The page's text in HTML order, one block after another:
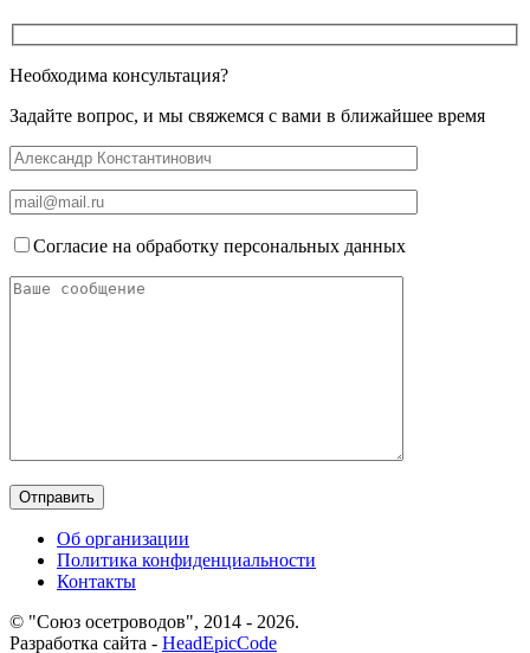
Необходима консультация?
Задайте вопрос, и мы свяжемся с вами в ближайшее время
Согласие на обработку персональных данных
Об организации
Политика конфиденциальности
Контакты
© "Союз осетроводов", 2014 - 2026.
Разработка сайта - HeadEpicCode